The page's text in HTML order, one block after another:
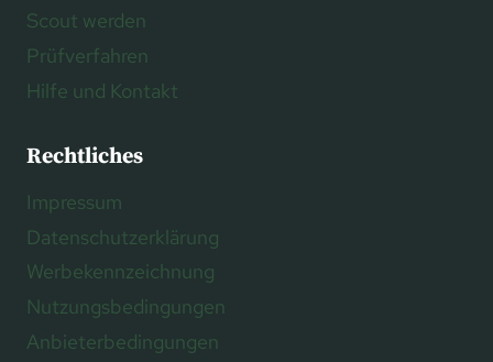
Scout werden
Prüfverfahren
Hilfe und Kontakt
Rechtliches
Impressum
Datenschutzerklärung
Werbekennzeichnung
Nutzungsbedingungen
Anbieterbedingungen